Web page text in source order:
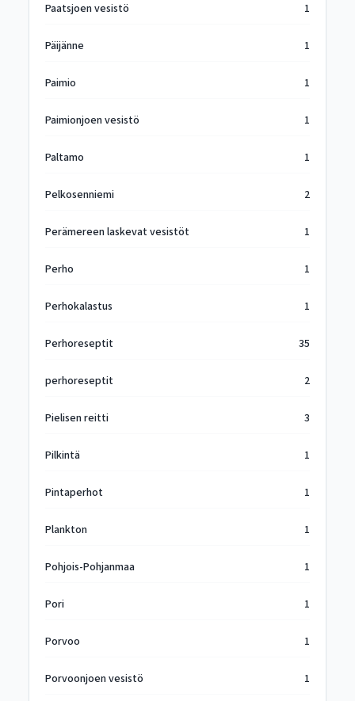
Paatsjoen vesistö 1
Päijänne 1
Paimio 1
Paimionjoen vesistö 1
Paltamo 1
Pelkosenniemi 2
Perämereen laskevat vesistöt 1
Perho 1
Perhokalastus 1
Perhoreseptit 35
perhoreseptit 2
Pielisen reitti 3
Pilkintä 1
Pintaperhot 1
Plankton 1
Pohjois-Pohjanmaa 1
Pori 1
Porvoo 1
Porvoonjoen vesistö 1